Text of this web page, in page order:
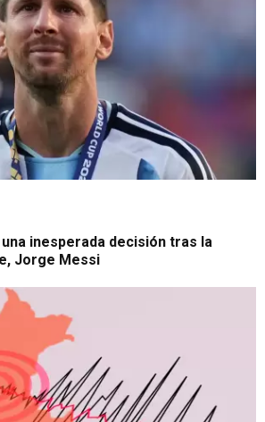
inesperada decisión tras la
Jorge Messi